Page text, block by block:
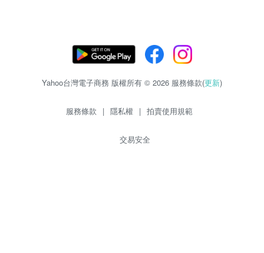
Yahoo台灣電子商務 版權所有 © 2026 服務條款(更新)
服務條款 | 隱私權 | 拍賣使用規範
交易安全